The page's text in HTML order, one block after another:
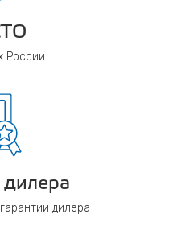
России
дилера
дилера